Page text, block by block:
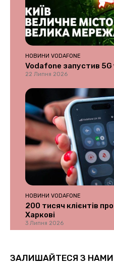
НОВИНИ VODAFONE
Vodafone запустив 5G
22 Липня 2026
НОВИНИ VODAFONE
200 тисяч клієнтів
Харкові
3 Липня 2026
ЗАЛИШАЙТЕСЯ З НАМИ